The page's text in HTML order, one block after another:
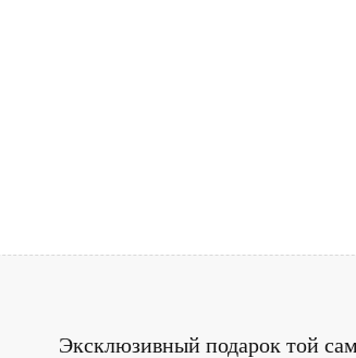
Эксклюзивный подарок той